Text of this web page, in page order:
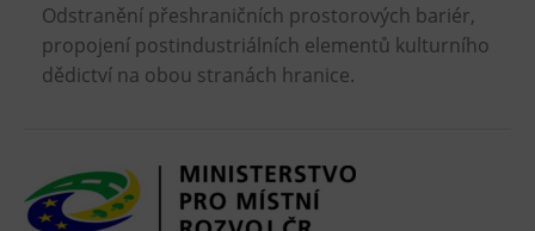
Catering
Ubytování
Další
Odstranění přeshraničních prostorových bariér,
propojení postindustriálních elementů kulturního
dědictví na obou stranách hranice.